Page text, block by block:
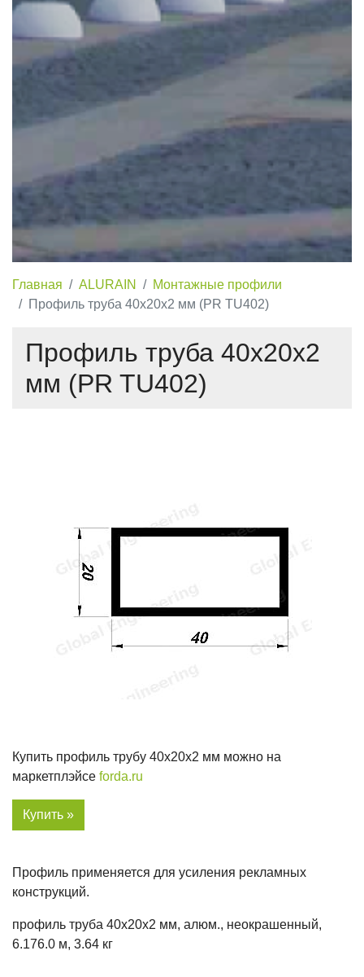
Главная ALURAIN
Монтажные профили
Профиль труба 40х20х2 мм (PR TU402)
Профиль труба 40х20х2
мм (PR TU402)
Купить профиль трубу 40х20х2 мм можно на
маркетплэйсе forda.ru
Купить »
Профиль применяется для усиления рекламных
конструкций.
профиль труба 40х20х2 мм, алюм., неокрашенный,
6.176.0 м, 3.64 кг